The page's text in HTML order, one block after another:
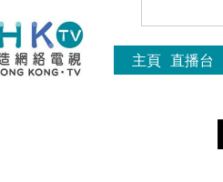
主頁 直播台